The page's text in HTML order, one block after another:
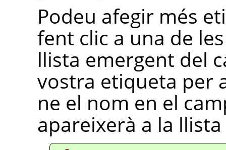
Podeu afegir més
fent clic a una de
llista emergent del
vostra etiqueta per
ne el nom en el
apareixerà a la